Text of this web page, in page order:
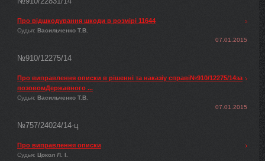
Про відшкодування шкоди в розмірі 11644
Судья: Васильченко Т.В.
07.01.2015
№910/12275/14
Про виправлення описки в рішенні та наказіу справі№910/12275/14за
позовомДержавного ...
Судья: Васильченко Т.В.
07.01.2015
№757/24024/14-ц
Про виправлення описки
Судья: Цокол Л. І.